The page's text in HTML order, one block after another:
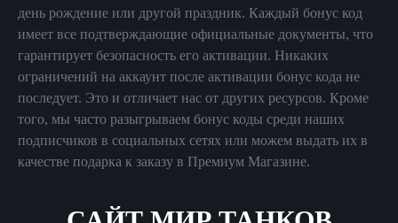
день рождение или другой праздник. Каждый бонус код
имеет все подтверждающие официальные документы, что
гарантирует безопасность его активации. Никаких
ограничений на аккаунт после активации бонус кода не
последует. Это и отличает нас от других ресурсов. Кроме
того, мы часто разыгрываем бонус коды среди наших
подписчиков в социальных сетях или можем выдать их в
качестве подарка к заказу в Премиум Магазине.